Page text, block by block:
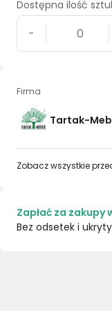
Dostępna ilość
-
Firma
Tartak-
Zobacz wszystkie
Zapłać za zakupy
Bez odsetek i